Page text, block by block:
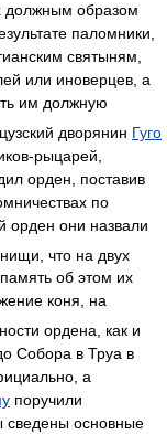
должным образом
паломники,
святыням,
или иноверцев, а
им должную
дворянин Гуго
рыцарей,
орден, поставив
по
орден они назвали
что на двух
об этом их
коня, на
ордена, как и
Собора в Труа в
а
поручили
сведены основные